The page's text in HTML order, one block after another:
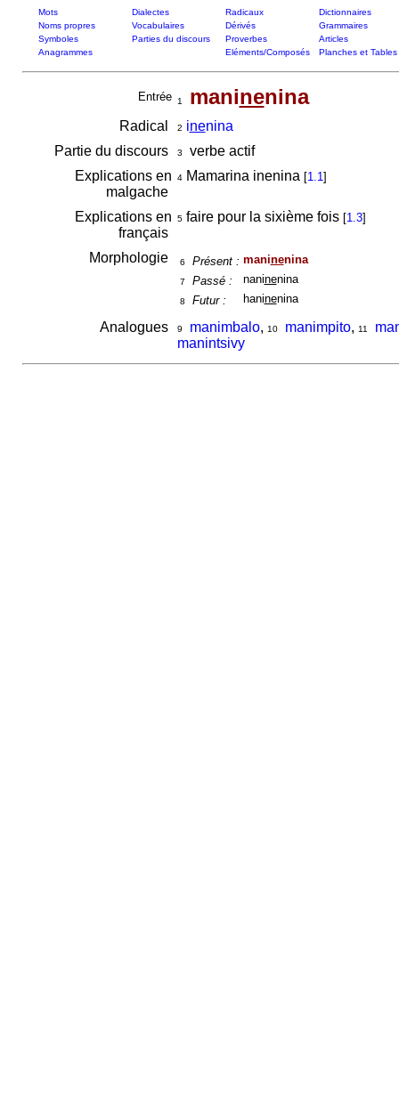
Mots Dialectes Radicaux
Dictionnaires
Noms propres
Vocabulaires Dérivés
Grammaires
Symboles
Parties du discours Proverbes
Articles
Anagrammes
Eléments/Composés Planches et Tables
Entrée 1 maninenina
Radical 2 inenina
Partie du discours
3
verbe actif
Explications en
malgache
4Mamarina inenina [1.1]
Explications en
français
5faire pour la sixième fois [1.3]
Morphologie 6 Présent : maninenina
7 Passé : naninenina
8 Futur : haninenina
Analogues 9 manimbalo, 10 manimpito, 11
manintsivy